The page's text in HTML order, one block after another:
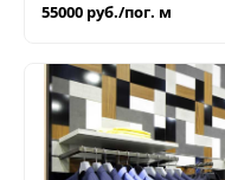
55000 руб./пог. м